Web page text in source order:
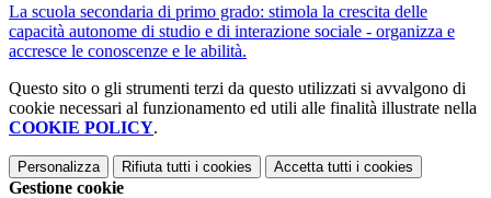
La scuola secondaria di primo grado: stimola la crescita delle
capacità autonome di studio e di interazione sociale - organizza e
accresce le conoscenze e le abilità.
Questo sito o gli strumenti terzi da questo utilizzati si avvalgono di
cookie necessari al funzionamento ed utili alle finalità illustrate nella
COOKIE POLICY.
Personalizza Rifiuta tutti i cookies Accetta tutti i cookies
Gestione cookie